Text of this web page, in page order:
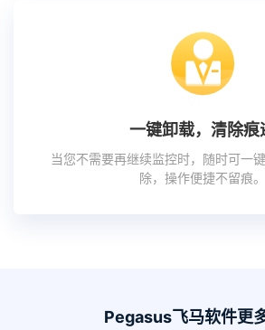
一键卸载，清除痕
当您不需要再继续监控时，随时可一
除，操作便捷不留痕。
Pegasus飞马软件更